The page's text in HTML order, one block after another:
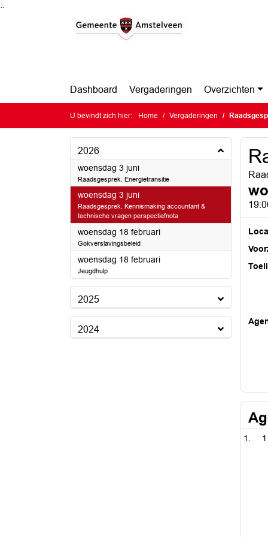
Dashboard Vergaderingen Overzichten
U bevindt zich hier: Home Vergaderingen
2026
woensdag 3 juni2026
Raadsgesprek. Energietransitie
woensdag 3 juni2026
Raadsgesprek. Kennismaking accountant &
technische vragen perspectiefnota
woensdag 18 februari2026
Gokverslavingsbeleid
woensdag 18 februari2026
Jeugdhulp
2025
2024
1